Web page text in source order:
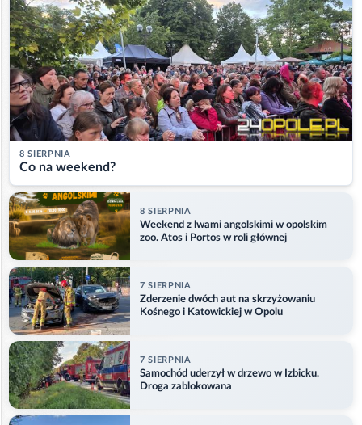
8 SIERPNIA
Co na weekend?
8 SIERPNIA
Weekend z lwami angolskimi w opolskim
zoo. Atos i Portos w roli głównej
7 SIERPNIA
Zderzenie dwóch aut na skrzyżowaniu
Kośnego i Katowickiej w Opolu
7 SIERPNIA
Samochód uderzył w drzewo w Izbicku.
Droga zablokowana